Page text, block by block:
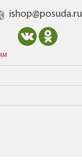
ishop@posuda.ru